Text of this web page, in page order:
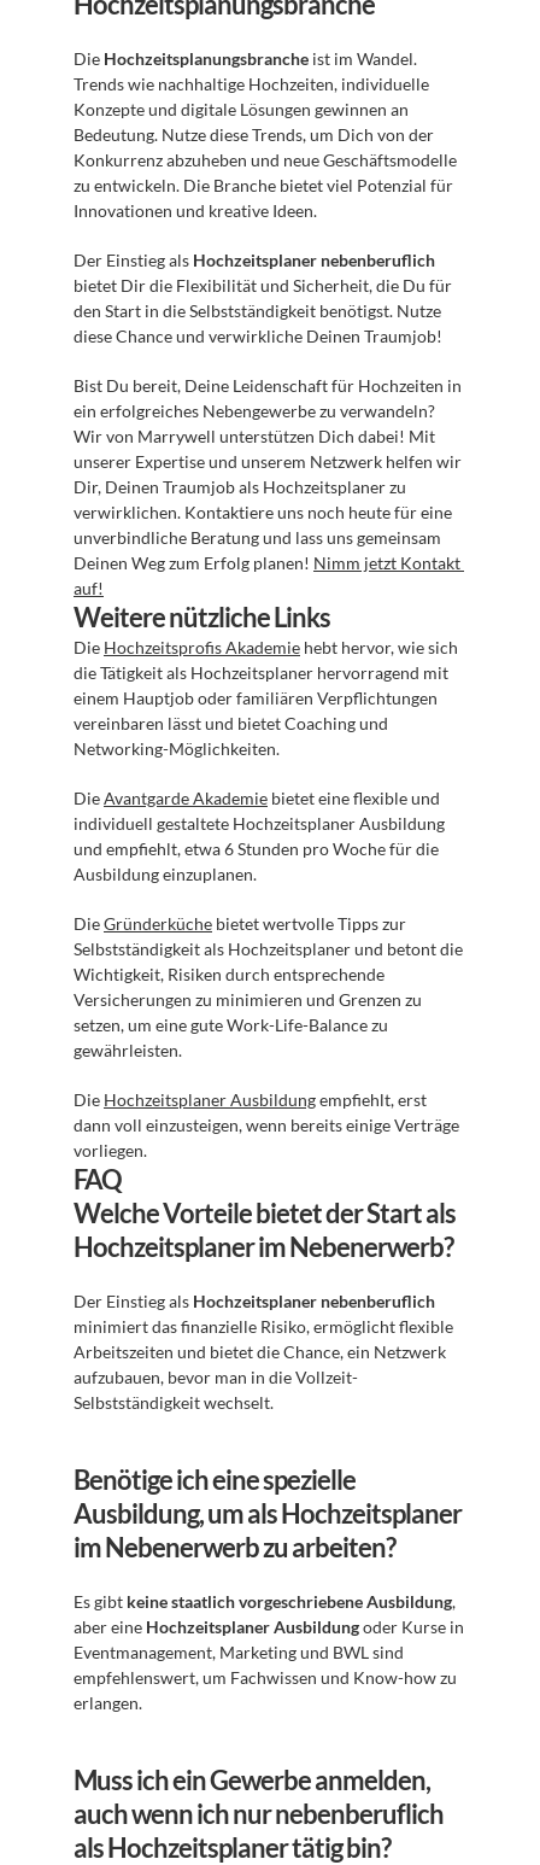
Die Hochzeitsplanungsbranche ist im Wandel.
Trends wie nachhaltige Hochzeiten, individuelle
Konzepte und digitale Lösungen gewinnen an
Bedeutung. Nutze diese Trends, um Dich von der
Konkurrenz abzuheben und neue Geschäftsmodelle
zu entwickeln. Die Branche bietet viel Potenzial für
Innovationen und kreative Ideen.
Der Einstieg als Hochzeitsplaner nebenberuflich
bietet Dir die Flexibilität und Sicherheit, die Du für
den Start in die Selbstständigkeit benötigst. Nutze
diese Chance und verwirkliche Deinen Traumjob!
Bist Du bereit, Deine Leidenschaft für Hochzeiten in
ein erfolgreiches Nebengewerbe zu verwandeln?
Wir von Marrywell unterstützen Dich dabei! Mit
unserer Expertise und unserem Netzwerk helfen wir
Dir, Deinen Traumjob als Hochzeitsplaner zu
verwirklichen. Kontaktiere uns noch heute für eine
unverbindliche Beratung und lass uns gemeinsam
Deinen Weg zum Erfolg planen! Nimm jetzt Kontakt
auf!
Weitere nützliche Links
Die Hochzeitsprofis Akademie hebt hervor, wie sich
die Tätigkeit als Hochzeitsplaner hervorragend mit
einem Hauptjob oder familiären Verpflichtungen
vereinbaren lässt und bietet Coaching und
Networking-Möglichkeiten.
Die Avantgarde Akademie bietet eine flexible und
individuell gestaltete Hochzeitsplaner Ausbildung
und empfiehlt, etwa 6 Stunden pro Woche für die
Ausbildung einzuplanen.
Die Gründerküche bietet wertvolle Tipps zur
Selbstständigkeit als Hochzeitsplaner und betont die
Wichtigkeit, Risiken durch entsprechende
Versicherungen zu minimieren und Grenzen zu
setzen, um eine gute Work-Life-Balance zu
gewährleisten.
Die Hochzeitsplaner Ausbildung empfiehlt, erst
dann voll einzusteigen, wenn bereits einige Verträge
vorliegen.
FAQ
Welche Vorteile bietet der Start als
Hochzeitsplaner im Nebenerwerb?
Der Einstieg als Hochzeitsplaner nebenberuflich
minimiert das finanzielle Risiko, ermöglicht flexible
Arbeitszeiten und bietet die Chance, ein Netzwerk
aufzubauen, bevor man in die Vollzeit-
Selbstständigkeit wechselt.
Benötige ich eine spezielle
Ausbildung, um als Hochzeitsplaner
im Nebenerwerb zu arbeiten?
Es gibt keine staatlich vorgeschriebene Ausbildung,
aber eine Hochzeitsplaner Ausbildung oder Kurse in
Eventmanagement, Marketing und BWL sind
empfehlenswert, um Fachwissen und Know-how zu
erlangen.
Muss ich ein Gewerbe anmelden,
auch wenn ich nur nebenberuflich
als Hochzeitsplaner tätig bin?